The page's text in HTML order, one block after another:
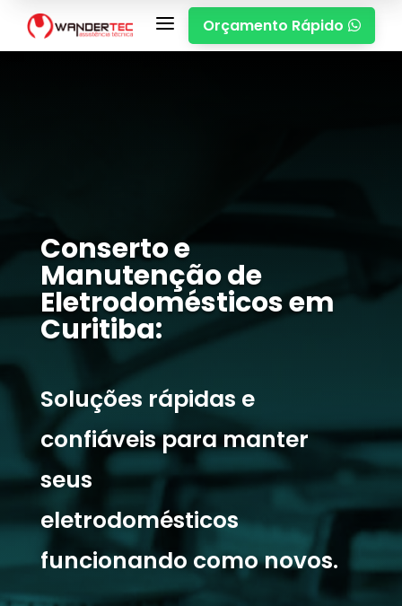
a Orçamento Rápido 
Conserto e
Manutenção de
Eletrodomésticos em
Curitiba:
Soluções rápidas e
confiáveis para manter
seus
eletrodomésticos
funcionando como novos.